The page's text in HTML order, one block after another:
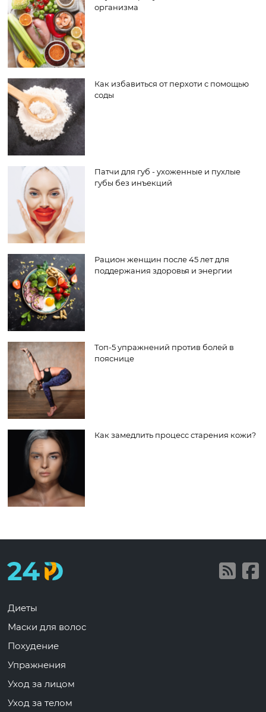
организма
Как избавиться от перхоти с помощью
соды
Патчи для губ - ухоженные и пухлые
губы без инъекций
Рацион женщин после 45 лет для
поддержания здоровья и энергии
Топ-5 упражнений против болей в
пояснице
Как замедлить процесс старения кожи?
Диеты
Маски для волос
Похудение
Упражнения
Уход за лицом
Уход за телом